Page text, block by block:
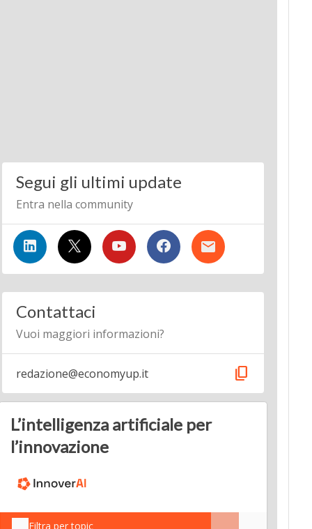
Segui gli ultimi update
Entra nella community
Contattaci
Vuoi maggiori informazioni?
redazione@economyup.it content_copy
L’intelligenza artificiale per
l’innovazione
Filtra per topic